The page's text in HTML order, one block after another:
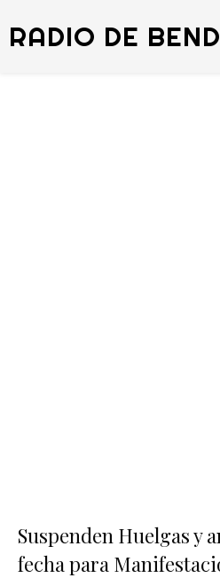
RADIO DE
Suspenden Huelgas y
fecha para